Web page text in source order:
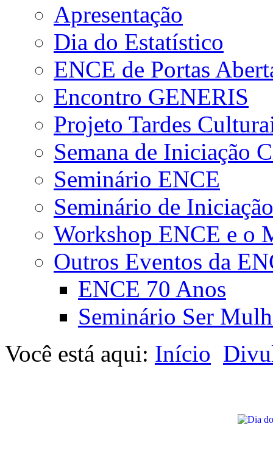
Apresentação
Dia do Estatístico
ENCE de Portas
Encontro GENERIS
Projeto Tardes
Semana de Iniciação
Seminário ENCE
Seminário de
Workshop ENCE e o
Outros Eventos da
ENCE 70 Anos
Seminário Ser
Você está aqui: Início